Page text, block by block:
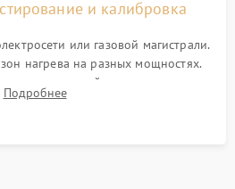
и калибровка
или газовой магистрали.
нагрева на разных мощностях.
управления, таймера, индикаторов
и систем защиты от перегрева.
Подробнее